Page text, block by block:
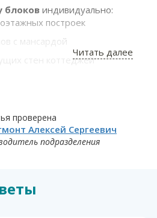
блоков индивидуально:
построек
с мансардой
стен коттеджей
перекрытием
облицовки
для кладки
важные моменты:
ряда
материалов
Читать далее
проверена
Алексей Сергеевич
подразделения